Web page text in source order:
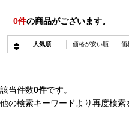
0件の商品がございます。
人気順 価格が安い順 価
該当件数0件です。
他の検索キーワードより再度検索